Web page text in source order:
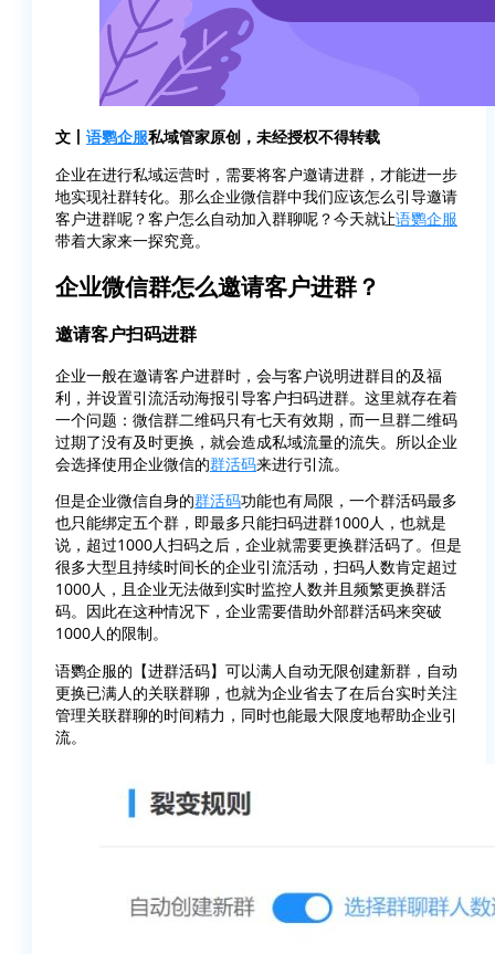
文丨 语鹦企服私域管家原创，未经授权不得转载
企业在进行私域运营时，需要将客户邀请进群，才能进一步
地实现社群转化。那么企业微信群中我们应该怎么引导邀请
客户进群呢？客户怎么自动加入群聊呢？今天就让语鹦企服
带着大家来一探究竟。
企业微信群怎么邀请客户进群？
邀请客户扫码进群
企业一般在邀请客户进群时，会与客户说明进群目的及福
利，并设置引流活动海报引导客户扫码进群。这里就存在着
一个问题：微信群二维码只有七天有效期，而一旦群二维码
过期了没有及时更换，就会造成私域流量的流失。所以企业
会选择使用企业微信的群活码来进行引流。
但是企业微信自身的群活码功能也有局限，一个群活码最多
也只能绑定五个群，即最多只能扫码进群1000人，也就是
说，超过1000人扫码之后，企业就需要更换群活码了。但是
很多大型且持续时间长的企业引流活动，扫码人数肯定超过
1000人，且企业无法做到实时监控人数并且频繁更换群活
码。因此在这种情况下，企业需要借助外部群活码来突破
1000人的限制。
语鹦企服的【进群活码】可以满人自动无限创建新群，自动
更换已满人的关联群聊，也就为企业省去了在后台实时关注
管理关联群聊的时间精力，同时也能最大限度地帮助企业引
流。